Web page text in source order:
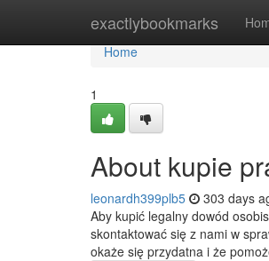
exactlybookmarks
Home
Home
1
About kupie
leonardh399plb5 303 days
Aby kupić legalny dowód
skontaktować się z nami w
okaże się przydatna i że